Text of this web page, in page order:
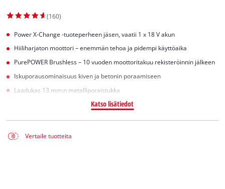
(160)
Power X-Change -tuoteperheen jäsen, vaatii 1 x 18 V akun
Hiiliharjaton moottori – enemmän tehoa ja pidempi käyttöaika
PurePOWER Brushless – 10 vuoden moottoritakuu rekisteröinnin jälkeen
Iskuporausominaisuus kiven ja betonin poraamiseen
Laadukas 13 mm:n metalliporaistukka
Katso lisätiedot
Vertaile tuotteita